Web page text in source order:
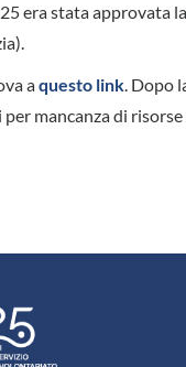
era stata approvata la
aquesto link. Dopo
mancanza di